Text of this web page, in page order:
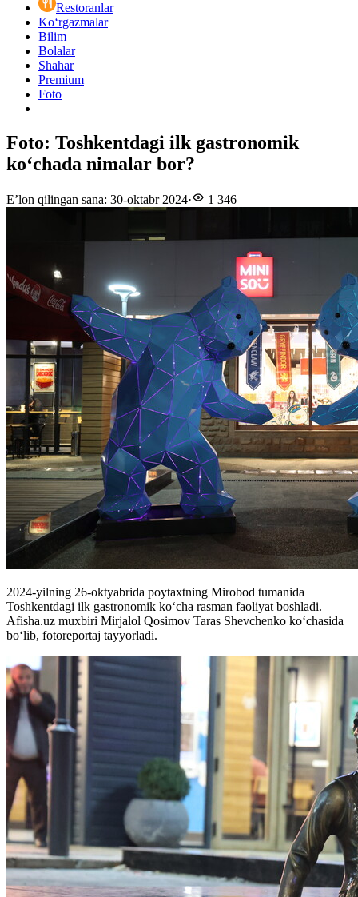
Restoranlar
Ko‘rgazmalar
Bilim
Bolalar
Shahar
Premium
Foto
Foto: Toshkentdagi ilk gastronomik
koʻchada nimalar bor?
E’lon qilingan sana: 30-oktabr 2024· 1 346
2024-yilning 26-oktyabrida poytaxtning Mirobod tumanida
Toshkentdagi ilk gastronomik koʻcha rasman faoliyat boshladi.
Afisha.uz muxbiri Mirjalol Qosimov Taras Shevchenko koʻchasida
boʻlib, fotoreportaj tayyorladi.